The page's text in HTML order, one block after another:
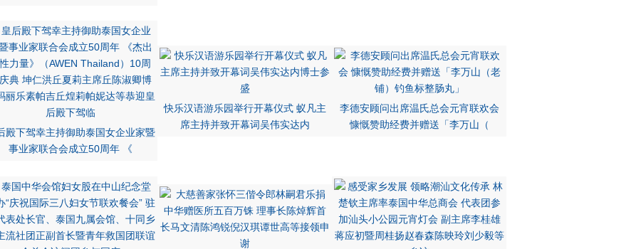
殿下驾幸主持御助泰国女企业家暨
事业家联合会成立50周年 《
快乐汉语游乐园举行开幕仪式 蚁凡主
席主持并致开幕词吴伟实达内
李德安顾问出席温氏总会元宵联欢会
慷慨赞助经费并赠送「李万山（